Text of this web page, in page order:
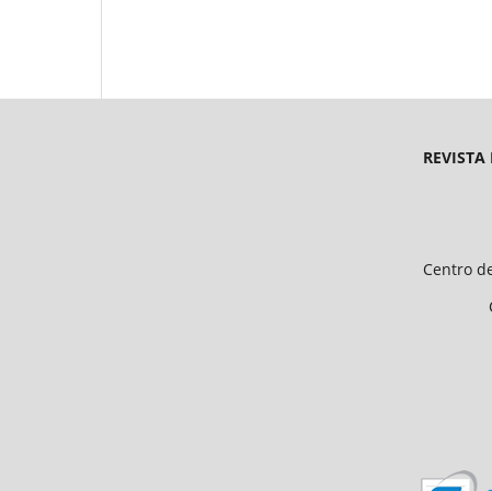
Universidade Federal
Centro de Ciências Humanas
CEP 64.049-550,
E-mail: